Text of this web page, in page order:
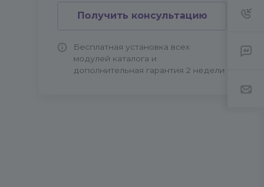
Получить консультацию
Бесплатная установка всех
модулей каталога и
дополнительная гарантия 2 недели